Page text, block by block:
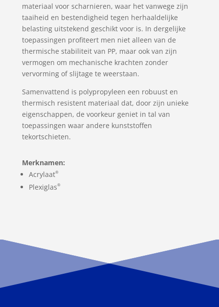
materiaal voor scharnieren, waar het vanwege zijn
taaiheid en bestendigheid tegen herhaaldelijke
belasting uitstekend geschikt voor is. In dergelijke
toepassingen profiteert men niet alleen van de
thermische stabiliteit van PP, maar ook van zijn
vermogen om mechanische krachten zonder
vervorming of slijtage te weerstaan.
Samenvattend is polypropyleen een robuust en
thermisch resistent materiaal dat, door zijn unieke
eigenschappen, de voorkeur geniet in tal van
toepassingen waar andere kunststoffen
tekortschieten.
Merknamen:
Acrylaat®
Plexiglas®